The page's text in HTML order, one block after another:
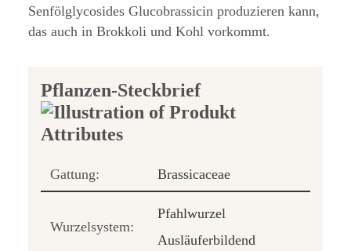
Senfölglycosides Glucobrassicin produzieren kann,
das auch in Brokkoli und Kohl vorkommt.
Pflanzen-Steckbrief
Gattung: Brassicaceae
Wurzelsystem:
Pfahlwurzel
Ausläuferbildend